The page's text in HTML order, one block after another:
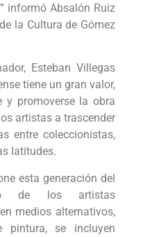
informó Absalón Ruiz
la Cultura de Gómez
Esteban Villegas
tiene un gran valor,
y promoverse la obra
artistas a trascender
entre coleccionistas,
latitudes.
esta generación del
de los artistas
medios alternativos,
pintura, se incluyen